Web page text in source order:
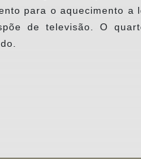
para o aquecimento a
de televisão. O